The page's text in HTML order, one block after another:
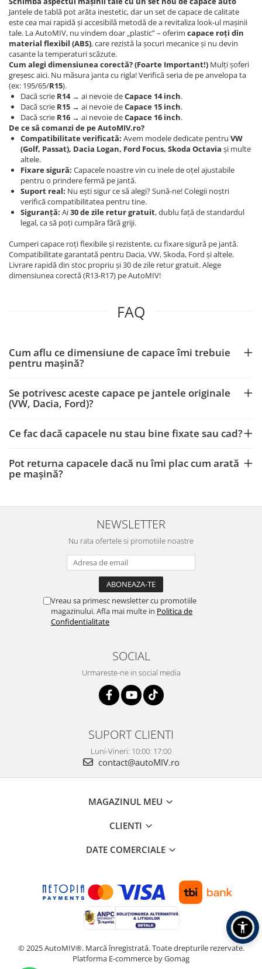
Jantele de tablă pot arăta inestetic, dar un set de capace de calitate
este cea mai rapidă și accesibilă metodă de a revitaliza look-ul mașinii
tale. La AutoMIV, nu vindem doar „plastic” – oferim capace roți din
material flexibil (ABS), care rezistă la șocuri mecanice și nu devin
casante la temperaturi scăzute.
Cum alegi dimensiunea corectă? (Foarte Important!) Mulți șoferi
greșesc aici. Nu măsura janta cu rigla! Verifică seria de pe anvelopa ta
(ex: 195/65/R15).
Dacă scrie R14→ ai nevoie deCapace 14 inch.
Dacă scrie R15 → ai nevoie deCapace 15 inch.
Dacă scrie R16 → ai nevoie deCapace 16 inch.
De ce să comanzi de pe AutoMIV.ro?
Compatibilitate verificată: Avem modele dedicate pentru VW
(Golf, Passat), Dacia Logan, Ford Focus, Skoda Octavia și multe
altele.
Fixare sigură: Capacele noastre vin cu inele de oțel ajustabile
pentru o prindere fermă pe jantă.
Suport real: Nu ești sigur ce să alegi? Sună-ne! Colegii noștri
verifică compatibilitatea pentru tine.
Siguranță: Ai30 de zile retur gratuit, dublu față de standardul
legal, ca să poți cumpăra fără griji.
Cumperi capace roți flexibile și rezistente, cu fixare sigură pe jantă.
Compatibilitate garantată pentru Dacia, VW, Skoda, Ford și altele.
Livrare rapidă din stoc propriu și 30 de zile retur gratuit. Alege
dimensiunea corectă (R13-R17) pe AutoMIV!
FAQ
Cum aflu ce dimensiune de capace îmi trebuie
pentru mașină?
Se potrivesc aceste capace pe jantele originale
(VW, Dacia, Ford)?
Ce fac dacă capacele nu stau bine fixate sau cad?
Pot returna capacele dacă nu îmi plac cum arată
pe mașină?
NEWSLETTER
Nu rata ofertele si promotiile noastre
Vreau sa primesc newsletter cu promotiile
magazinului. Afla mai multe in Politica de
Confidentialitate
SOCIAL
Urmareste-ne in social media
SUPORT CLIENTI
Luni-Vineri: 10:00: 17:00
contact@autoMIV.ro
MAGAZINUL MEU
CLIENTI
DATE COMERCIALE
© 2025 AutoMIV®. Marcă înregistrată. Toate drepturile rezervate.
Platforma E-commerce by Gomag